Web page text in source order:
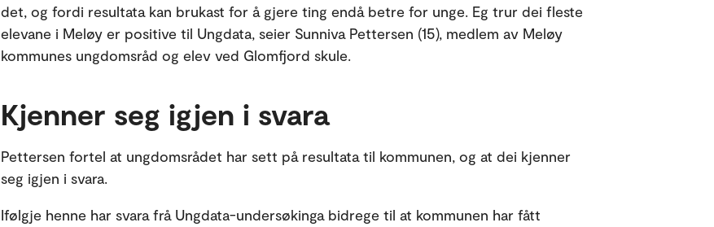
det, og fordi resultata kan brukast for å gjere ting endå betre for unge. Eg trur dei fleste
elevane i Meløy er positive til Ungdata, seier Sunniva Pettersen (15), medlem av Meløy
kommunes ungdomsråd og elev ved Glomfjord skule.
Kjenner seg igjen i svara
Pettersen fortel at ungdomsrådet har sett på resultata til kommunen, og at dei kjenner
seg igjen i svara.
Ifølgje henne har svara frå Ungdata-undersøkinga bidrege til at kommunen har fått